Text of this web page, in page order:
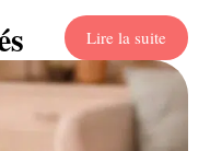
Lire la suite